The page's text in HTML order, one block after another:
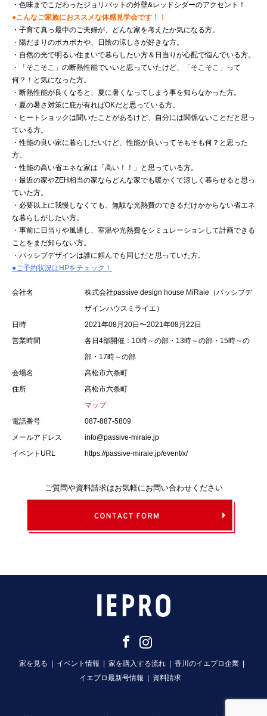
・色味までこだわったジョリパットの外壁&レッドシダーのアクセント！
●こんなご家族におススメな体感見学会です！！
・子育て真っ最中のご夫婦が、どんな家を考えたか気になる方。
・陽だまりのポカポカや、日陰の涼しさが好きな方。
・自然の光で明るい住まいで暮らしたい方＆日当りが心配で悩んでいる方。
・「そこそこ」の断熱性能でいいと思っていたけど、「そこそこ」って
何？！と気になった方。
・断熱性能が良くなると、夏に暑くなってしまう事を知らなかった方。
・夏の暑さ対策に庇が有ればOKだと思っている方。
・ヒートショックは聞いたことがあるけど、自分には関係ないことだと思っ
ている方。
・性能の良い家に暮らしたいけど、性能が良いってそもそも何？と思った
方。
・性能の高い省エネな家は「高い！！」と思っている方。
・最近の家やZEH相当の家ならどんな家でも暖かくて涼しく暮らせると思っ
ていた方。
・必要以上に我慢しなくても、無駄な光熱費のできるだけかからない省エネ
な暮らしがしたい方。
・事前に日当りや風通し、室温や光熱費をシミュレーションして計画できる
ことをまだ知らない方。
・パッシブデザインは誰に頼んでも同じだと思っていた方。
●ご予約状況はHPをチェック！
会社名
株式会社passive design house MiRaie（パッシブデ
ザインハウスミライエ）
日時
2021年08月20日〜2021年08月22日
営業時間
各日4部開催：10時～の部・13時～の部・15時～の
部・17時～の部
会場名
高松市六条町
住所
高松市六条町
マップ
電話番号
087-887-5809
メールアドレス
info@passive-miraie.jp
イベントURL
https://passive-miraie.jp/event/x/
ご質問や資料請求はお気軽にお問い合わせください
家を見る イベント情報 家を購入する流れ
香川のイエプロ企業
イエプロ最新号情報
資料請求